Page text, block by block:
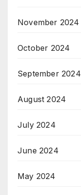
November 2024
October 2024
September 2024
August 2024
July 2024
June 2024
May 2024